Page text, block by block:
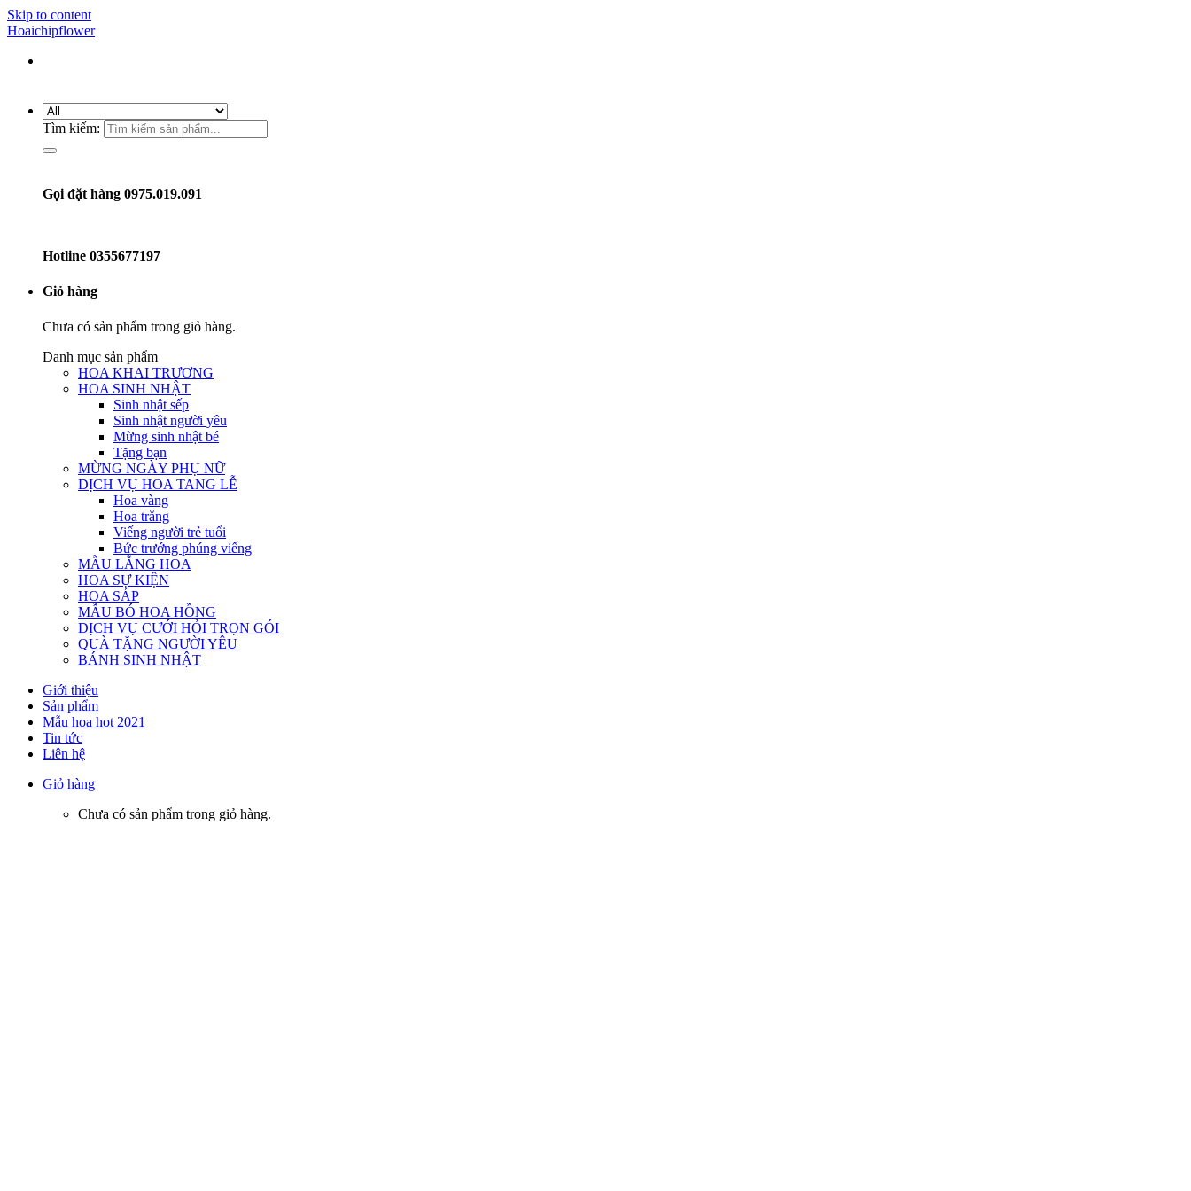
Skip to content
Hoaichipflower
Tìm kiếm:
Gọi đặt hàng 0975.019.091
Hotline 0355677197
Giỏ hàng
Chưa có sản phẩm trong giỏ hàng.
Danh mục sản phẩm
HOA KHAI TRƯƠNG
HOA SINH NHẬT
Sinh nhật sếp
Sinh nhật người yêu
Mừng sinh nhật bé
Tặng bạn
MỪNG NGÀY PHỤ NỮ
DỊCH VỤ HOA TANG LỄ
Hoa vàng
Hoa trắng
Viếng người trẻ tuổi
Bức trướng phúng viếng
MẪU LẴNG HOA
HOA SỰ KIỆN
HOA SÁP
MẪU BÓ HOA HỒNG
DỊCH VỤ CƯỚI HỎI TRỌN GÓI
QUÀ TẶNG NGƯỜI YÊU
BÁNH SINH NHẬT
Giới thiệu
Sản phẩm
Mẫu hoa hot 2021
Tin tức
Liên hệ
Giỏ hàng
Chưa có sản phẩm trong giỏ hàng.